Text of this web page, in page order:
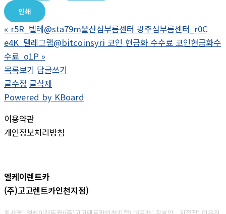
인쇄
« r5R_텔레@sta79m울산심부름센터 광주심부름센터_r0C
e4K_텔레그램@bitcoinsyri 코인 현금화 수수료 코인현금화수
수료_o1P »
목록보기 답글쓰기
글수정 글삭제
Powered by KBoard
이용약관
개인정보처리방침
엘케이렌트카
(주)고고렌트카인천지점)